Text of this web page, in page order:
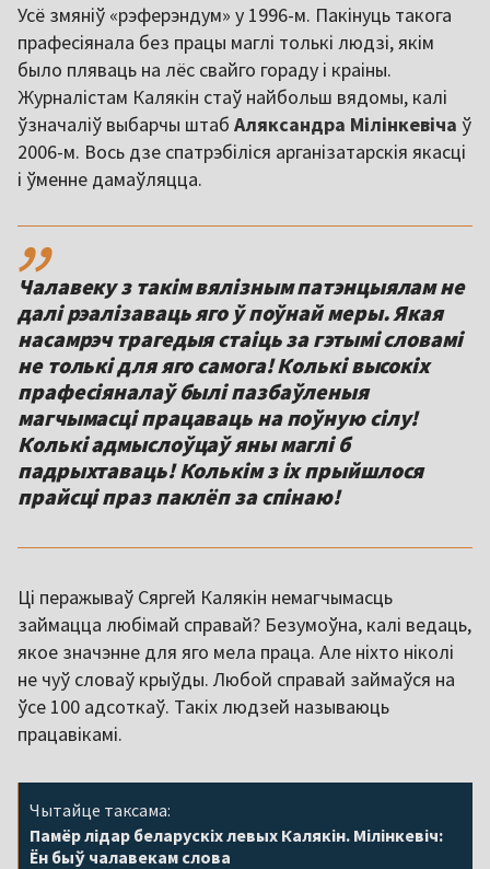
Усё змяніў «рэферэндум» у 1996-м. Пакінуць такога
прафесіянала без працы маглі толькі людзі, якім
было пляваць на лёс свайго гораду і краіны.
Журналістам Калякін стаў найбольш вядомы, калі
ўзначаліў выбарчы штаб Аляксандра Мілінкевіча ў
2006-м. Вось дзе спатрэбіліся арганізатарскія якасці
і ўменне дамаўляцца.
,,
Чалавеку з такім вялізным патэнцыялам не
далі рэалізаваць яго ў поўнай меры. Якая
насамрэч трагедыя стаіць за гэтымі словамі
не толькі для яго самога! Колькі высокіх
прафесіяналаў былі пазбаўленыя
магчымасці працаваць на поўную сілу!
Колькі адмыслоўцаў яны маглі б
падрыхтаваць! Колькім з іх прыйшлося
прайсці праз паклёп за спінаю!
Ці перажываў Сяргей Калякін немагчымасць
займацца любімай справай? Безумоўна, калі ведаць,
якое значэнне для яго мела праца. Але ніхто ніколі
не чуў словаў крыўды. Любой справай займаўся на
ўсе 100 адсоткаў. Такіх людзей называюць
працавікамі.
Чытайце таксама:
Памёр лідар беларускіх левых Калякін. Мілінкевіч:
Ён быў чалавекам слова